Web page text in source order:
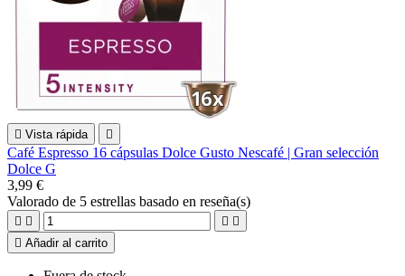
 Vista rápida 
Café Espresso 16 cápsulas Dolce Gusto Nescafé | Gran selección
Dolce G
3,99 €
Valorado de 5 estrellas basado en reseña(s)
   
 Añadir al carrito